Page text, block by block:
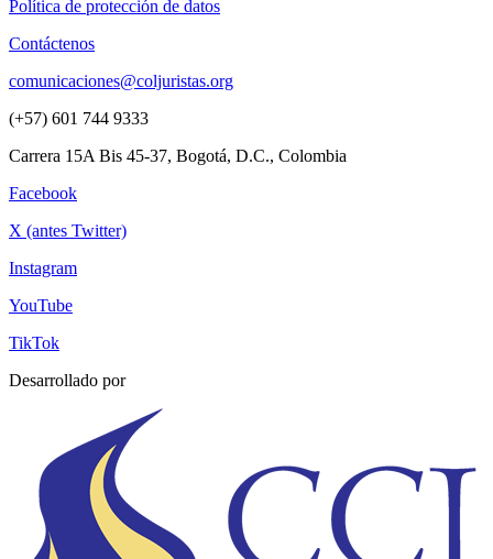
Política de protección de datos
Contáctenos
comunicaciones@coljuristas.org
(+57) 601 744 9333
Carrera 15A Bis 45-37, Bogotá, D.C., Colombia
Facebook
X (antes Twitter)
Instagram
YouTube
TikTok
Desarrollado por